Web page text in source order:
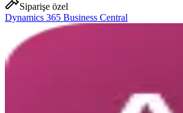
Siparişe özel
Dynamics 365 Business Central